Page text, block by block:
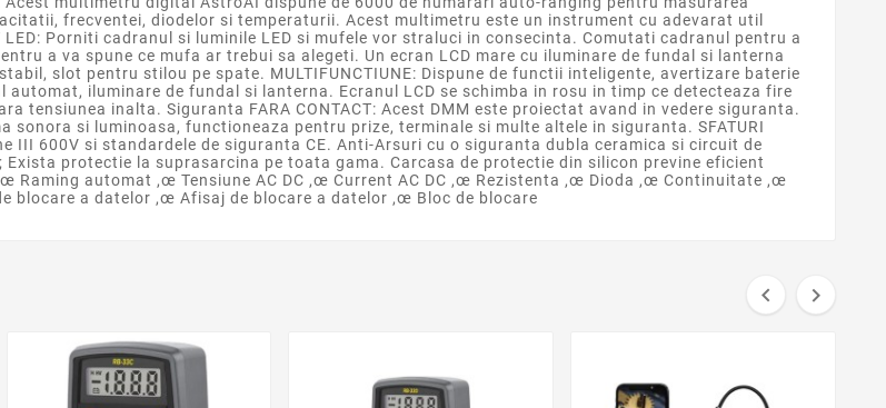
frecventei, diodelor si temperaturii. Acest multimetru este un instrument cu adevarat util
Porniti cadranul si luminile LED si mufele vor straluci in consecinta. Comutati cadranul pentru a
a va spune ce mufa ar trebui sa alegeti. Un ecran LCD mare cu iluminare de fundal si lanterna
slot pentru stilou pe spate. MULTIFUNCTIUNE: Dispune de functii inteligente, avertizare baterie
iluminare de fundal si lanterna. Ecranul LCD se schimba in rosu in timp ce detecteaza fire
tensiunea inalta. Siguranta FARA CONTACT: Acest DMM este proiectat avand in vedere siguranta.
si luminoasa, functioneaza pentru prize, terminale si multe altele in siguranta. SFATURI
III 600V si standardele de siguranta CE. Anti-Arsuri cu o siguranta dubla ceramica si circuit de
protectie la suprasarcina pe toata gama. Carcasa de protectie din silicon previne eficient
Raming automat ,œ Tensiune AC DC ,œ Current AC DC ,œ Rezistenta ,œ Dioda ,œ Continuitate ,œ
a datelor ,œ Afisaj de blocare a datelor ,œ Bloc de blocare
 